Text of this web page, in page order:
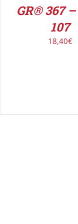
GR® 367
107
18,40€